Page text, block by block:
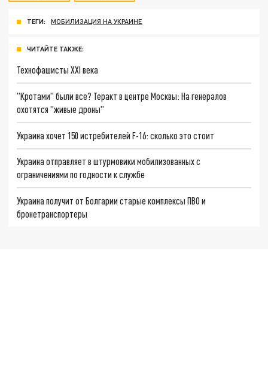
ТЕГИ: МОБИЛИЗАЦИЯ НА УКРАИНЕ
ЧИТАЙТЕ ТАКЖЕ:
Технофашисты XXI века
"Кротами" были все? Теракт в центре Москвы: На генералов
охотятся "живые дроны"
Украина хочет 150 истребителей F-16: сколько это стоит
Украина отправляет в штурмовики мобилизованных с
ограничениями по годности к службе
Украина получит от Болгарии старые комплексы ПВО и
бронетранспортеры